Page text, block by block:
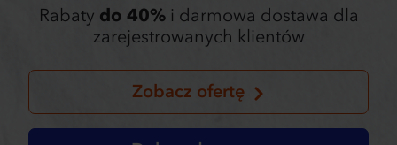
Rabaty do 40%i darmowa dostawa dla
zarejestrowanych klientów
Zobacz ofertę